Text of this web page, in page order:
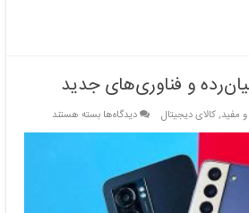
و فناوری‌های جدید
مفید,کالای دیجیتال دیدگاه‌هابرای
آینده
بسته هستند